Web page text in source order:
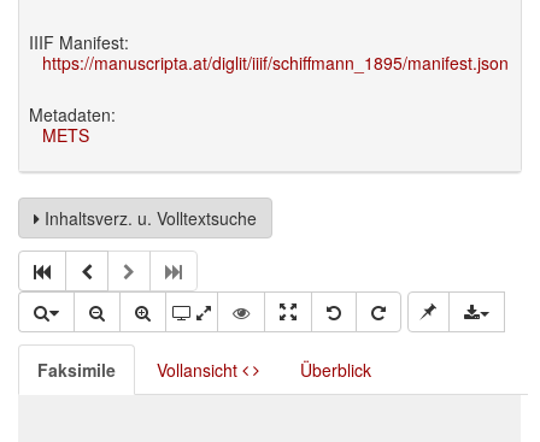
IIIF Manifest:
https://manuscripta.at/diglit/iiif/schiffmann_1895/manifest.json
Metadaten:
METS
Inhaltsverz. u. Volltextsuche
Faksimile Vollansicht Überblick